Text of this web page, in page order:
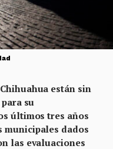
están sin
su
últimos tres años
municipales dados
las evaluaciones